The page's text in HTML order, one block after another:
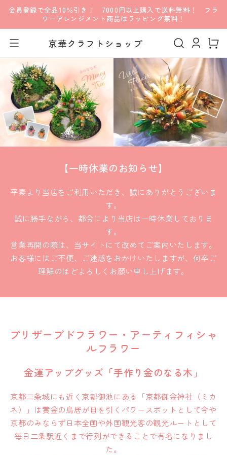
コンテンツに進む
会員登録で全品10％引き！ 7000円以上購入で送料無料！ フラ
ワーアレンジメント商品はラッピング無料！
京華クラフトショップ
グ
イ
ン
カ
ー
ト
【一時休業のお知らせ】
平素より当店をご利用いただき、誠にありがとうございま
す。
誠に勝手ながら、都合により当店は一時休業しておりま
す。
営業再開の際は、当サイトにて改めてご案内いたします。
お客様にはご不便、ご迷惑をおかけいたしますが、何卒ご
理解のほどよろしくお願い申し上げます。
プリザーブドフラワー・アーティフィシャ
ルフラワー
金運アップグッズ「手作り金のなる木」
京都二条城にも近く京都御池にある「京都御金神社（ミカ
ネ）」は黄金の鳥居が目を引くパワースポットとして今や
京都のみならず日本全国や外国観光客の観光ルートとして
毎日二条駅近くまで行列ができることで有名になりまし
た。